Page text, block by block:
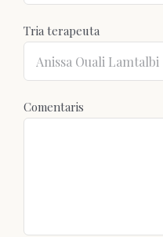
Tria terapeuta
Comentaris